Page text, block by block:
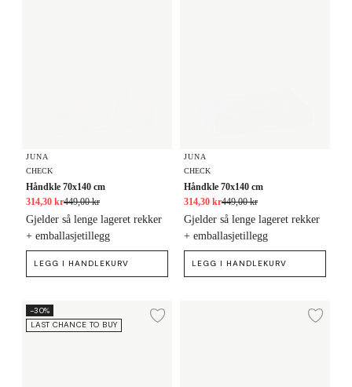
JUNA
CHECK
Håndkle 70x140 cm
314,30 kr449,00 kr
+ emballasjetillegg
Gjelder så lenge lageret rekker
LEGG I HANDLEKURV
JUNA
CHECK
Håndkle 70x140 cm
314,30 kr449,00 kr
+ emballasjetillegg
Gjelder så lenge lageret rekker
LEGG I HANDLEKURV
Håndkle 50x100 cm
-30%
LAST CHANCE TO BUY
Legg til ønskeliste